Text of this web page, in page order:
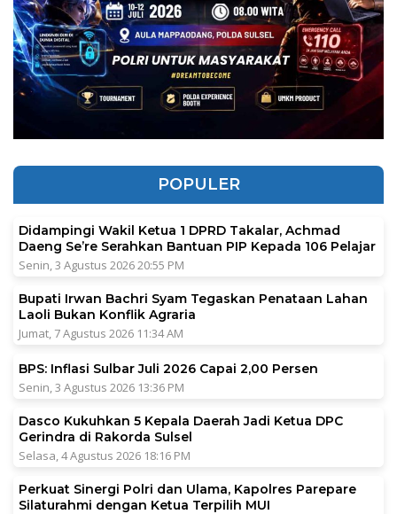
POPULER
Didampingi Wakil Ketua 1 DPRD Takalar, Achmad
Daeng Se’re Serahkan Bantuan PIP Kepada 106 Pelajar
Senin, 3 Agustus 2026 20:55 PM
Bupati Irwan Bachri Syam Tegaskan Penataan Lahan
Laoli Bukan Konflik Agraria
Jumat, 7 Agustus 2026 11:34 AM
BPS: Inflasi Sulbar Juli 2026 Capai 2,00 Persen
Senin, 3 Agustus 2026 13:36 PM
Dasco Kukuhkan 5 Kepala Daerah Jadi Ketua DPC
Gerindra di Rakorda Sulsel
Selasa, 4 Agustus 2026 18:16 PM
Perkuat Sinergi Polri dan Ulama, Kapolres Parepare
Silaturahmi dengan Ketua Terpilih MUI